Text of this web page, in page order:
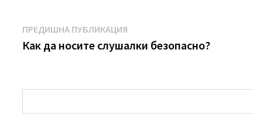
След
навигация
ПРЕДИШНА ПУБЛИКАЦИЯ
публикация:
Как да носите слушалки безопасно?